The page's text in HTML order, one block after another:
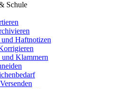
Schule
Haftnotizen
Klammern